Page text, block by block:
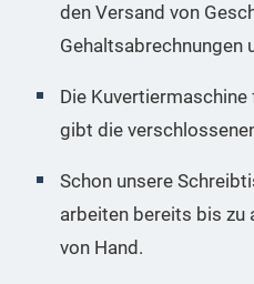
den Versand von
Gehaltsabrechnungen
Die
gibt die
Schon unsere
arbeiten bereits bis zu
von Hand.